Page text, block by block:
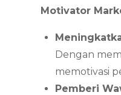
Motivator
Dengan
memotivasi
Pemberi